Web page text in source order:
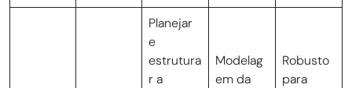
Planejar
e
estrutura
r a
Modelag
em da
Robusto
para